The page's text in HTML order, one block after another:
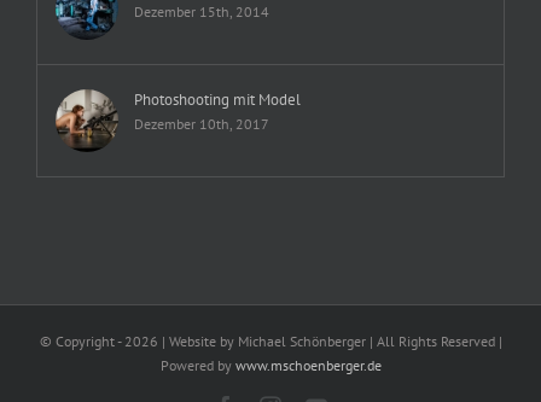
Dezember 15th, 2014
Photoshooting mit Model
Dezember 10th, 2017
© Copyright - 2026 | Website by Michael Schönberger | All Rights Reserved |
Powered by www.mschoenberger.de